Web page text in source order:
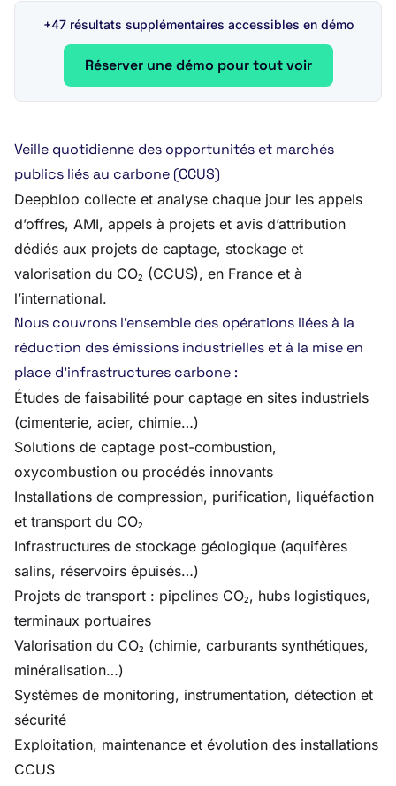
+47 résultats supplémentaires accessibles en démo
Réserver une démo pour tout voir
Veille quotidienne des opportunités et marchés
publics liés au carbone (CCUS)
Deepbloo collecte et analyse chaque jour les appels
d’offres, AMI, appels à projets et avis d’attribution
dédiés aux projets de captage, stockage et
valorisation du CO₂ (CCUS), en France et à
l’international.
Nous couvrons l’ensemble des opérations liées à la
réduction des émissions industrielles et à la mise en
place d’infrastructures carbone :
Études de faisabilité pour captage en sites industriels
(cimenterie, acier, chimie…)
Solutions de captage post-combustion,
oxycombustion ou procédés innovants
Installations de compression, purification, liquéfaction
et transport du CO₂
Infrastructures de stockage géologique (aquifères
salins, réservoirs épuisés…)
Projets de transport : pipelines CO₂, hubs logistiques,
terminaux portuaires
Valorisation du CO₂ (chimie, carburants synthétiques,
minéralisation…)
Systèmes de monitoring, instrumentation, détection et
sécurité
Exploitation, maintenance et évolution des installations
CCUS